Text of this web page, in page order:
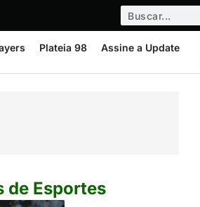
Plateia 98 Assine a Update
de Esportes